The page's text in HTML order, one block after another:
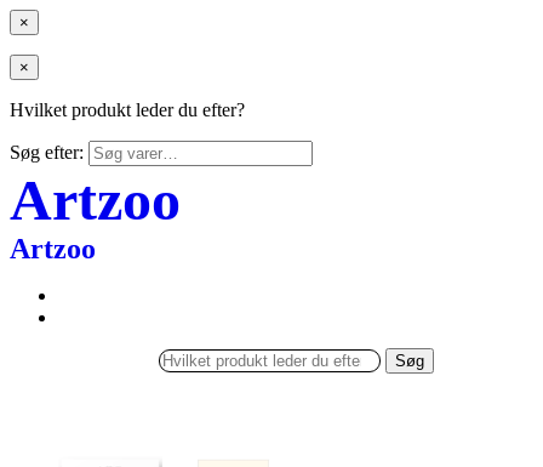
×
×
Hvilket produkt leder du efter?
Søg efter:
Artzoo
Artzoo
Søg